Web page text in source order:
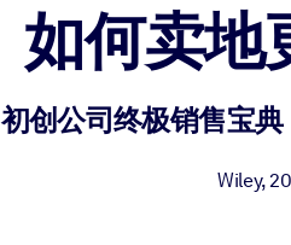
如何卖地
初创公司终极销售宝典
Wiley,